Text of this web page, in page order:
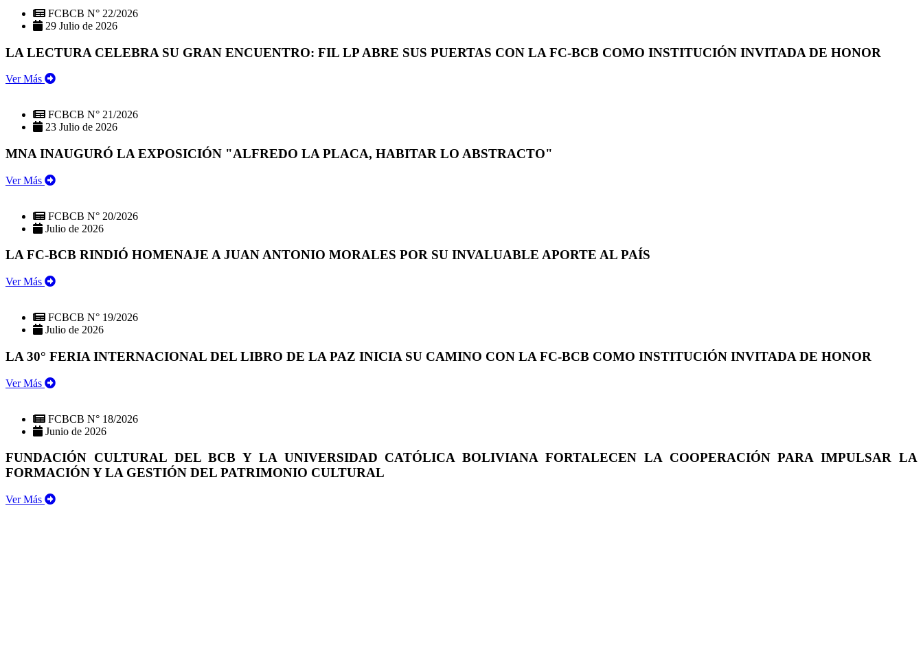
FCBCB N° 22/2026
29 Julio de 2026
LA LECTURA CELEBRA SU GRAN ENCUENTRO: FIL LP ABRE SUS PUERTAS CON LA FC-BCB COMO INSTITUCIÓN INVITADA DE HONOR
Ver Más
FCBCB N° 21/2026
23 Julio de 2026
MNA INAUGURÓ LA EXPOSICIÓN "ALFREDO LA PLACA, HABITAR LO ABSTRACTO"
Ver Más
FCBCB N° 20/2026
Julio de 2026
LA FC-BCB RINDIÓ HOMENAJE A JUAN ANTONIO MORALES POR SU INVALUABLE APORTE AL PAÍS
Ver Más
FCBCB N° 19/2026
Julio de 2026
LA 30° FERIA INTERNACIONAL DEL LIBRO DE LA PAZ INICIA SU CAMINO CON LA FC-BCB COMO INSTITUCIÓN INVITADA DE HONOR
Ver Más
FCBCB N° 18/2026
Junio de 2026
FUNDACIÓN CULTURAL DEL BCB Y LA UNIVERSIDAD CATÓLICA BOLIVIANA FORTALECEN LA COOPERACIÓN PARA IMPULSAR LA
FORMACIÓN Y LA GESTIÓN DEL PATRIMONIO CULTURAL
Ver Más